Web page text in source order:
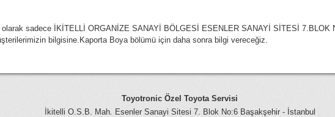
sadece İKİTELLİ ORGANİZE SANAYİ BÖLGESİ ESENLER SANAYİ SİTESİ 7.BLOK
bilgisine.Kaporta Boya bölümü için daha sonra bilgi vereceğiz.
Toyotronic Özel Toyota Servisi
İkitelli O.S.B. Mah. Esenler Sanayi Sitesi 7. Blok No:6 Başakşehir - İstanbul